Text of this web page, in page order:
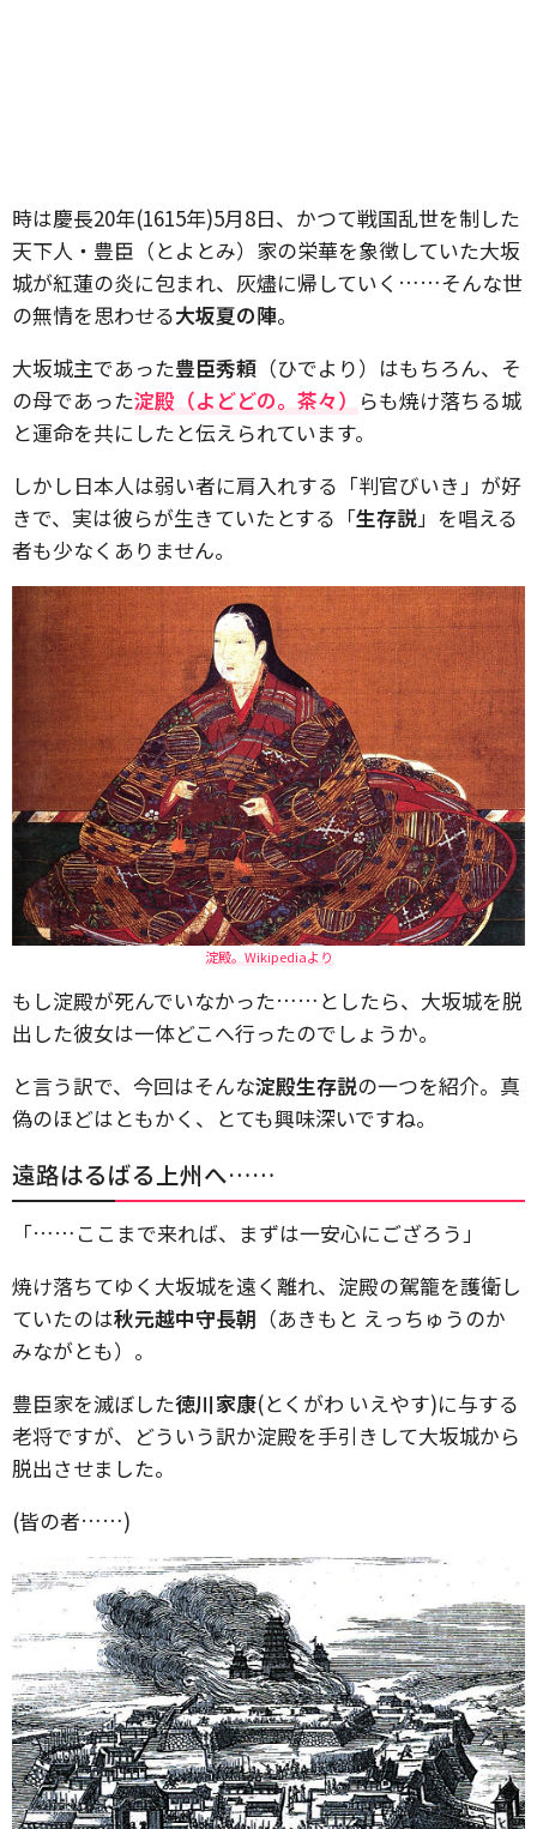
時は慶長20年(1615年)5月8日、かつて戦国乱世を制した
天下人・豊臣（とよとみ）家の栄華を象徴していた大坂
城が紅蓮の炎に包まれ、灰燼に帰していく……そんな世
の無情を思わせる大坂夏の陣。
大坂城主であった豊臣秀頼 （ひでより）はもちろん、そ
の母であった淀殿（よどどの。茶々） らも焼け落ちる城
と運命を共にしたと伝えられています。
しかし日本人は弱い者に肩入れする「判官びいき」が好
きで、実は彼らが生きていたとする「生存説」を唱える
者も少なくありません。
淀殿。Wikipediaより
もし淀殿が死んでいなかった……としたら、大坂城を脱
出した彼女は一体どこへ行ったのでしょうか。
と言う訳で、今回はそんな淀殿生存説の一つを紹介。真
偽のほどはともかく、とても興味深いですね。
遠路はるばる上州へ……
「……ここまで来れば、まずは一安心にござろう」
焼け落ちてゆく大坂城を遠く離れ、淀殿の駕籠を護衛し
ていたのは秋元越中守長朝 （あきもと えっちゅうのか
みながとも）。
豊臣家を滅ぼした徳川家康(とくがわ いえやす)に与する
老将ですが、どういう訳か淀殿を手引きして大坂城から
脱出させました。
(皆の者……)